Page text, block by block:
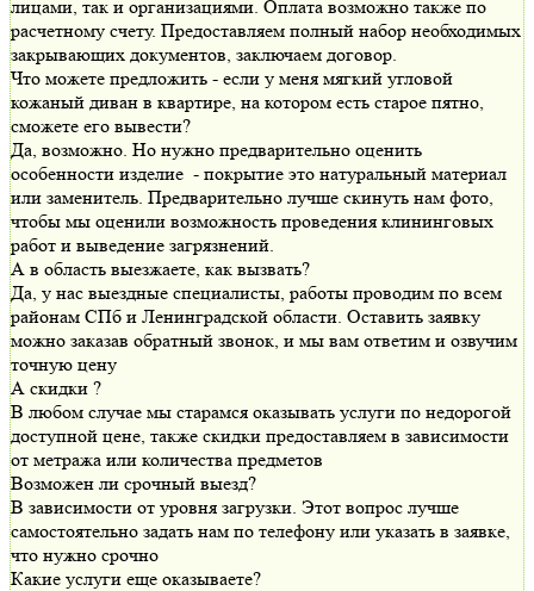
лицами, так и организациями. Оплата возможно также по
расчетному счету. Предоставляем полный набор необходимых
закрывающих документов, заключаем договор.
Что можете предложить - если у меня мягкий угловой
кожаный диван в квартире, на котором есть старое пятно,
сможете его вывести?
Да, возможно. Но нужно предварительно оценить
особенности изделие - покрытие это натуральный материал
или заменитель. Предварительно лучше скинуть нам фото,
чтобы мы оценили возможность проведения клининговых
работ и выведение загрязнений.
А в область выезжаете, как вызвать?
Да, у нас выездные специалисты, работы проводим по всем
районам СПб и Ленинградской области. Оставить заявку
можно заказав обратный звонок, и мы вам ответим и озвучим
точную цену
А скидки ?
В любом случае мы старамся оказывать услуги по недорогой
доступной цене, также скидки предоставляем в зависимости
от метража или количества предметов
Возможен ли срочный выезд?
В зависимости от уровня загрузки. Этот вопрос лучше
самостоятельно задать нам по телефону или указать в заявке,
что нужно срочно
Какие услуги еще оказываете?